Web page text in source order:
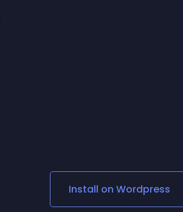
Social Media Links
Lottie Player
Install on Wordpress